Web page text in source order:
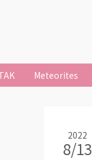
Meteorites
2022
8/13